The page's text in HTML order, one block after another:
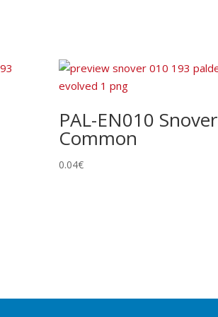
PAL-EN010 Snover
Common
0.04€